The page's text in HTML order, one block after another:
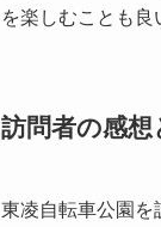
を楽しむことも良
訪問者の感想
東凌自転車公園